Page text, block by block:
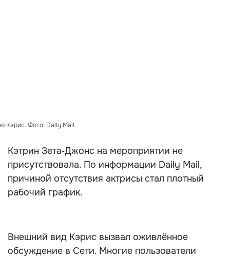
Кэрис. Фото: Daily Mail
Кэтрин Зета‑Джонс на мероприятии не
присутствовала. По информации Daily Mail,
причиной отсутствия актрисы стал плотный
рабочий график.
Внешний вид Кэрис вызвал оживлённое
обсуждение в Сети. Многие пользователи